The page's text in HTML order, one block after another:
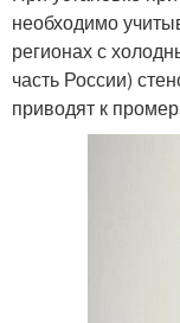
необходимо
регионах с
часть России)
приводят к